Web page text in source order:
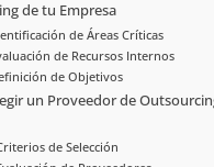
de tu Empresa
de Áreas Críticas
de Recursos Internos
de Objetivos
un Proveedor de
de Selección